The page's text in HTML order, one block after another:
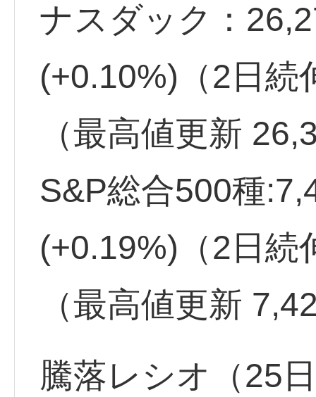
ナスダック：
(+0.10%)（2日続
（最高値更新
S&P総合500種
(+0.19%)（2日続
（最高値更新
騰落レシオ（25